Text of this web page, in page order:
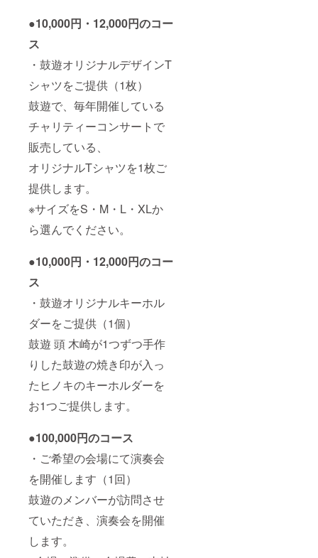
●10,000円・12,000円のコー
ス
・鼓遊オリジナルデザインT
シャツをご提供（1枚）
鼓遊で、毎年開催している
チャリティーコンサートで
販売している、
オリジナルTシャツを1枚ご
提供します。
※サイズをS・M・L・XLか
ら選んでください。
●10,000円・12,000円のコー
ス
・鼓遊オリジナルキーホル
ダーをご提供（1個）
鼓遊 頭 木崎が1つずつ手作
りした鼓遊の焼き印が入っ
たヒノキのキーホルダーを
お1つご提供します。
●100,000円のコース
・ご希望の会場にて演奏会
を開催します（1回）
鼓遊のメンバーが訪問させ
ていただき、演奏会を開催
します。